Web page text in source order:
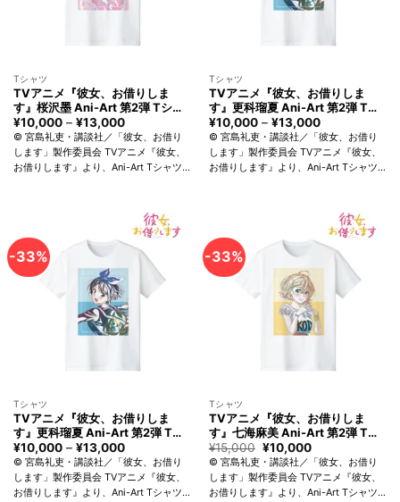
Tシャツ
TVアニメ『彼女、お借りしま
す』桜沢墨 Ani-Art 第2弾 Tシャ
ツ メンズ アルマビアンカ Rent-
A-Girlfriend Sumi Sakurasawa
T-shirt Men arma bianca
¥10,000 – ¥13,000価
格
帯:
¥10,000
–
© 宮島礼吏・講談社／「彼女、お借り
します」製作委員会 TVアニメ『彼女、
お借りします』より、Ani-Art Tシャツ
なスタイリングで、シーンを選...
Tシャツ
TVアニメ『彼女、お借りしま
す』更科瑠夏 Ani-Art 第2弾 Tシ
ャツ レディース アルマビアンカ
Rent-A-Girlfriend Ruka
Sarashina T-shirt Women arma
bianca
¥10,000 – ¥13,000価
格
帯:
¥10,000
–
© 宮島礼吏・講談社／「彼女、お借り
します」製作委員会 TVアニメ『彼女、
お借りします』より、Ani-Art Tシャツ
ドなスタイリングで、シーンを選...
-33%
Tシャツ
TVアニメ『彼女、お借りしま
す』更科瑠夏 Ani-Art 第2弾 Tシ
ャツ メンズ アルマビアンカ
Rent-A-Girlfriend Ruka
Sarashina T-shirt Men arma
bianca
¥10,000 – ¥13,000価
格
帯:
¥10,000
–
© 宮島礼吏・講談社／「彼女、お借り
します」製作委員会 TVアニメ『彼女、
お借りします』より、Ani-Art Tシャツ
-33%
Tシャツ
TVアニメ『彼女、お借りしま
す』七海麻美 Ani-Art 第2弾 Tシ
ャツ レディース アルマビアンカ
Rent-A-Girlfriend Mami
Nanami T-shirt Women arma
bianca
¥15,000 元
の
価
格
は
¥10,000現
在
の
価
格
© 宮島礼吏・講談社／「彼女、お借り
します」製作委員会 TVアニメ『彼女、
お借りします』より、Ani-Art Tシャツ